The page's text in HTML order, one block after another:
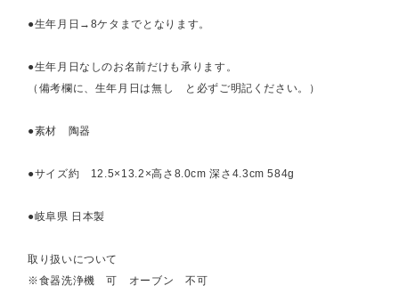
●生年月日→8ケタまでとなります。
●生年月日なしのお名前だけも承ります。
（備考欄に、生年月日は無し と必ずご明記ください。）
●素材 陶器
●サイズ約 12.5×13.2×高さ8.0cm 深さ4.3cm 584g
●岐阜県 日本製
取り扱いについて
※食器洗浄機 可 オーブン 不可